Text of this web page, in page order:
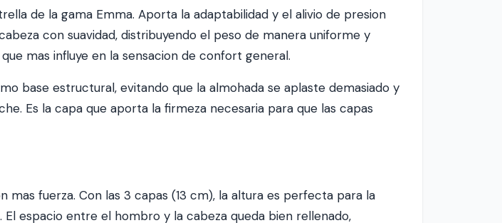
de la gama Emma. Aporta la adaptabilidad y el alivio de presion
con suavidad, distribuyendo el peso de manera uniforme y
mas influye en la sensacion de confort general.
base estructural, evitando que la almohada se aplaste demasiado y
Es la capa que aporta la firmeza necesaria para que las capas
mas fuerza. Con las 3 capas (13 cm), la altura es perfecta para la
espacio entre el hombro y la cabeza queda bien rellenado,